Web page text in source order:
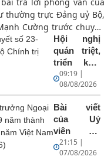
thường trực Đảng uỷ Bộ,
Cường trước chuyến
Tổng Bí thư, Chủ tịch
Hội nghị
quán triệt,
triển khai
Nghị quyết
số 23-
NQ/TW và
Kết luận số
49-KL/TW
của Bộ
Chính trị
trong toàn
09:19 |
08/08/2026
Bài viết
của Uỷ
viên Bộ
Chính trị,
Bộ trưởng
21:15 |
07/08/2026